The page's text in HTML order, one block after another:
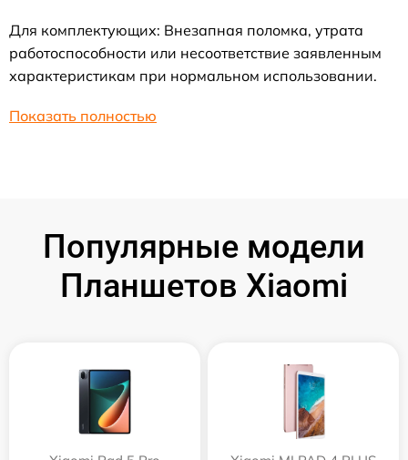
Для комплектующих: Внезапная поломка, утрата
работоспособности или несоответствие заявленным
характеристикам при нормальном использовании.
Показать полностью
Популярные модели
Планшетов Xiaomi